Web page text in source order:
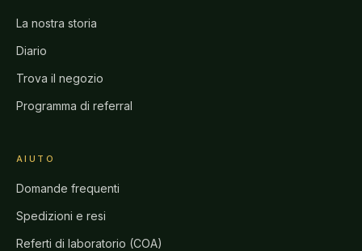
La nostra storia
Diario
Trova il negozio
Programma di referral
AIUTO
Domande frequenti
Spedizioni e resi
Referti di laboratorio (COA)